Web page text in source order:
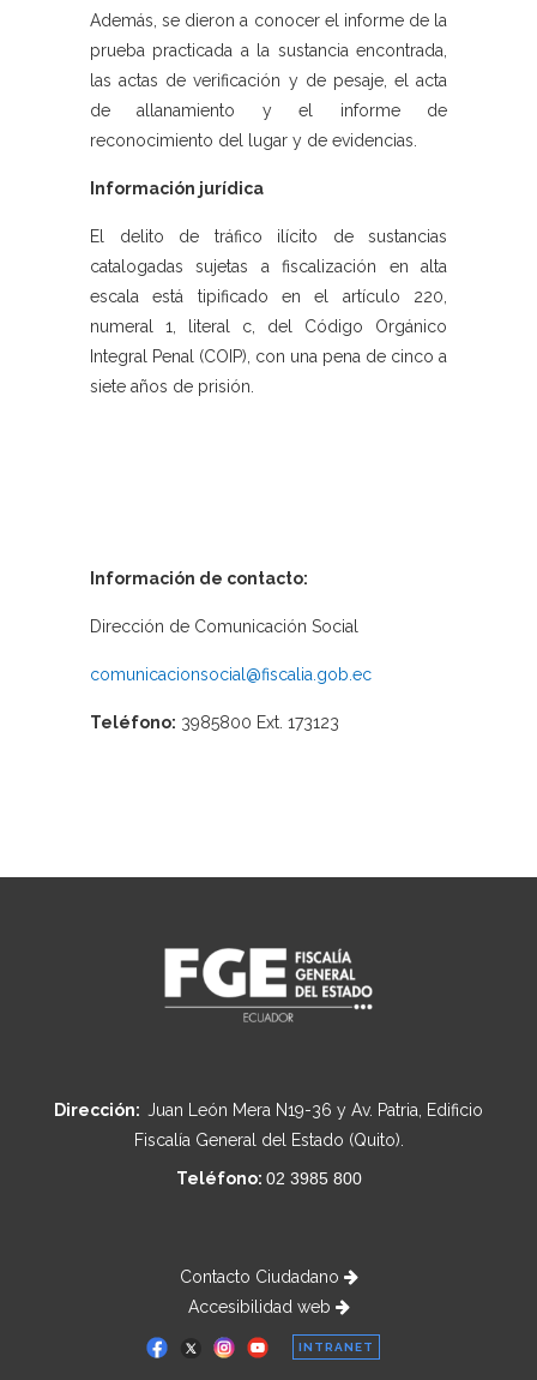
Además, se dieron a conocer el informe de la
prueba practicada a la sustancia encontrada,
las actas de verificación y de pesaje, el acta
de allanamiento y el informe de
reconocimiento del lugar y de evidencias.
Información jurídica
El delito de tráfico ilícito de sustancias
catalogadas sujetas a fiscalización en alta
escala está tipificado en el artículo 220,
numeral 1, literal c, del Código Orgánico
Integral Penal (COIP), con una pena de cinco a
siete años de prisión.
Información de contacto:
Dirección de Comunicación Social
comunicacionsocial@fiscalia.gob.ec
Teléfono: 3985800 Ext. 173123
Dirección: Juan León Mera N19-36 y Av. Patria, Edificio
Fiscalía General del Estado (Quito).
Teléfono: 02 3985 800
Contacto Ciudadano
Accesibilidad web
INTRANET